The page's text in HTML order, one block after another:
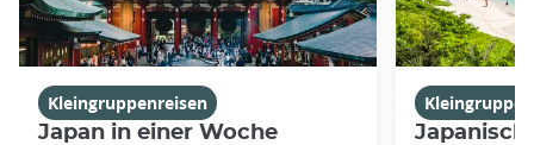
Kleingruppenreisen
Japan in einer Woche